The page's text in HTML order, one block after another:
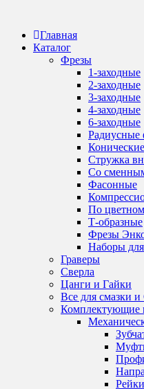
содержанию
Главная
Каталог
Фрезы
1-заходные
2-заходные
3-заходные
4-заходные
6-заходные
Радиусные
Стружка
Со
Фасонные
По
Т-образные
Фрезы
Наборы
Граверы
Сверла
Цанги и Гайки
Все для смазки
Комплектующие